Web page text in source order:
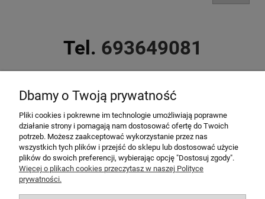
Tel. 693649081
codziennie od godz. 9:00 do 21.00
Top kategorie
Top imprezy
Dbamy o Twoją prywatność
Pliki cookies i pokrewne im technologie umożliwiają poprawne
działanie strony i pomagają nam dostosować ofertę do Twoich
potrzeb. Możesz zaakceptować wykorzystanie przez nas
wszystkich tych plików i przejść do sklepu lub dostosować użycie
plików do swoich preferencji, wybierając opcję "Dostosuj zgody".
Więcej o plikach cookies przeczytasz w naszej Polityce
prywatności.